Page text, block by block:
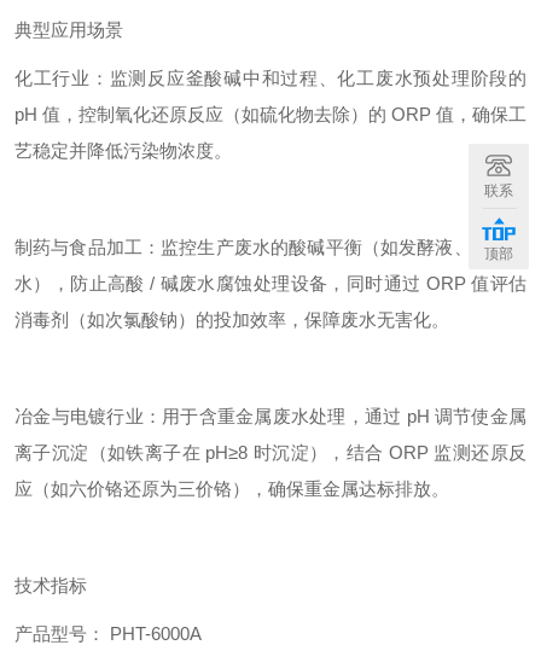
典型应用场景
化工行业：监测反应釜酸碱中和过程、化工废水预处理阶段的
pH 值，控制氧化还原反应（如硫化物去除）的 ORP 值，确保工
艺稳定并降低污染物浓度。
制药与食品加工：监控生产废水的酸碱平衡（如发酵液、清洗废
水），防止高酸 / 碱废水腐蚀处理设备，同时通过 ORP 值评估
消毒剂（如次氯酸钠）的投加效率，保障废水无害化。
冶金与电镀行业：用于含重金属废水处理，通过 pH 调节使金属
离子沉淀（如铁离子在 pH≥8 时沉淀），结合 ORP 监测还原反
应（如六价铬还原为三价铬），确保重金属达标排放。
技术指标
产品型号： PHT-6000A
联系
顶部